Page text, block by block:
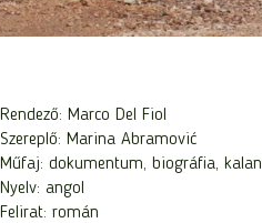
Rendező: Marco Del Fiol
Szereplő: Marina Abramović
Műfaj: dokumentum, biográfia,
Nyelv: angol
Felirat: román